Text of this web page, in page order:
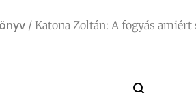
/ Katona Zoltán: A fogyás